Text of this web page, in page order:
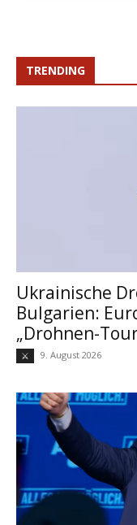
TRENDING
Ukrainische
Bulgarien:
„Drohnen-
⚔ 9. August 2026